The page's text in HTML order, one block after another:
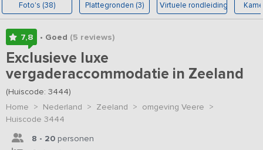
Foto's (38) Plattegronden (3) Virtuele rondleiding
7,8 • Goed (5 reviews)
Exclusieve luxe
vergaderaccommodatie in Zeeland
(Huiscode: 3444)
Home > Nederland > Zeeland > omgeving Veere >
Huiscode 3444
8 - 20 personen